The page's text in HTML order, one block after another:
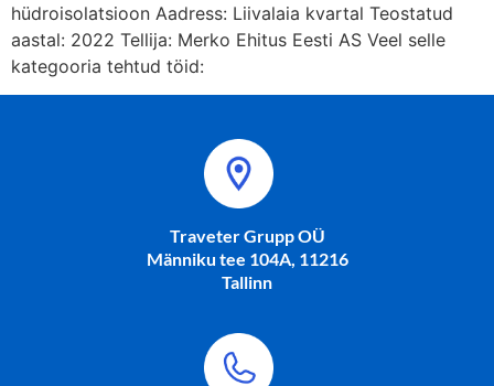
hüdroisolatsioon Aadress: Liivalaia kvartal Teostatud
aastal: 2022 Tellija: Merko Ehitus Eesti AS Veel selle
kategooria tehtud töid:
Traveter Grupp OÜ
Männiku tee 104A, 11216
Tallinn